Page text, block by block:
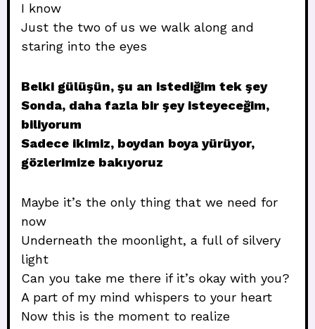
I know
Just the two of us we walk along and
staring into the eyes
Belki gülüşün, şu an istediğim tek şey
Sonda, daha fazla bir şey isteyeceğim,
biliyorum
Sadece ikimiz, boydan boya yürüyor,
gözlerimize bakıyoruz
Maybe it’s the only thing that we need for
now
Underneath the moonlight, a full of silvery
light
Can you take me there if it’s okay with you?
A part of my mind whispers to your heart
Now this is the moment to realize